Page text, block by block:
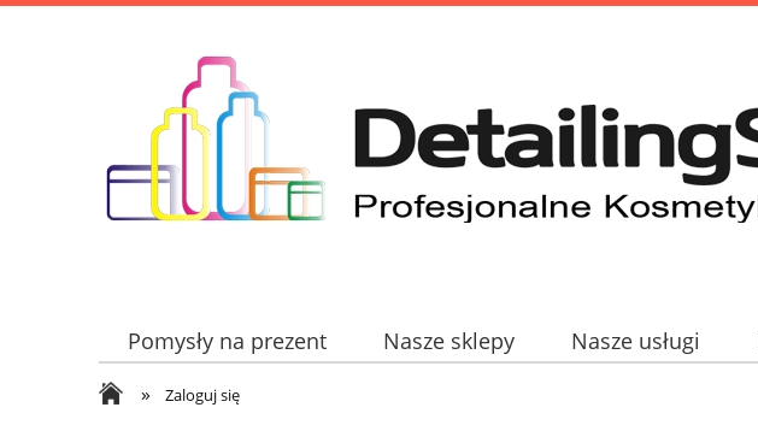
Pomysły na prezent Nasze sklepy Nasze usługi
» Zaloguj się